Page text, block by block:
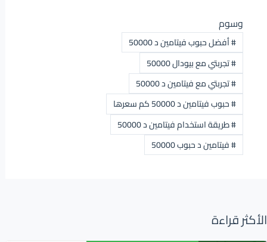
وسوم
#أفضل حبوب فيتامين د 50000
#تجربتي مع بيودال 50000
#تجربتي مع فيتامين د 50000
#حبوب فيتامين د 50000 كم سعرها
#طريقة استخدام فيتامين د 50000
#فيتامين د حبوب 50000
الأكثر قراءة